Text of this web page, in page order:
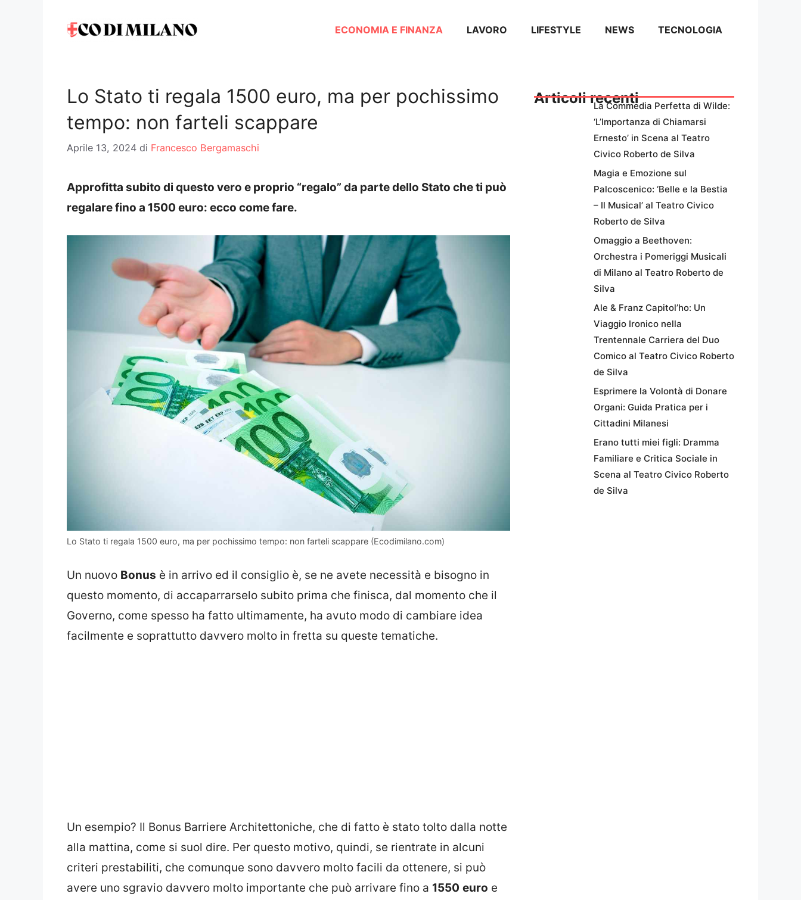
ECONOMIA E FINANZA LAVORO LIFESTYLE NEWS TECNOLOGIA
Lo Stato ti regala 1500 euro, ma per pochissimo
tempo: non farteli scappare
Aprile 13, 2024 di Francesco Bergamaschi
Approfitta subito di questo vero e proprio “regalo” da parte dello Stato che ti può
regalare fino a 1500 euro: ecco come fare.
Lo Stato ti regala 1500 euro, ma per pochissimo tempo: non farteli scappare (Ecodimilano.com)
Un nuovo Bonus è in arrivo ed il consiglio è, se ne avete necessità e bisogno in
questo momento, di accaparrarselo subito prima che finisca, dal momento che il
Governo, come spesso ha fatto ultimamente, ha avuto modo di cambiare idea
facilmente e soprattutto davvero molto in fretta su queste tematiche.
Un esempio? Il Bonus Barriere Architettoniche, che di fatto è stato tolto dalla notte
alla mattina, come si suol dire. Per questo motivo, quindi, se rientrate in alcuni
criteri prestabiliti, che comunque sono davvero molto facili da ottenere, si può
avere uno sgravio davvero molto importante che può arrivare fino a 1550 euro e
Articoli recentiLa Commedia Perfetta di Wilde:
‘L’Importanza di Chiamarsi
Ernesto’ in Scena al Teatro
Civico Roberto de Silva
Magia e Emozione sul
Palcoscenico: ‘Belle e la Bestia
– Il Musical’ al Teatro Civico
Roberto de Silva
Omaggio a Beethoven:
Orchestra i Pomeriggi Musicali
di Milano al Teatro Roberto de
Silva
Ale & Franz Capitol’ho: Un
Viaggio Ironico nella
Trentennale Carriera del Duo
Comico al Teatro Civico Roberto
de Silva
Esprimere la Volontà di Donare
Organi: Guida Pratica per i
Cittadini Milanesi
Erano tutti miei figli: Dramma
Familiare e Critica Sociale in
Scena al Teatro Civico Roberto
de Silva